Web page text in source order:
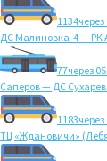
1134
ДС Малиновка-4 — РК
77через
Саперов — ДС
1183
ТЦ «Ждановичи»